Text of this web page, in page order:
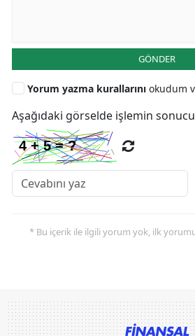
GÖNDER
Yorum yazma kurallarını okudum
Aşağıdaki görselde işlemin
* Bu içerik ile ilgili yorum yok, ilk yorumu